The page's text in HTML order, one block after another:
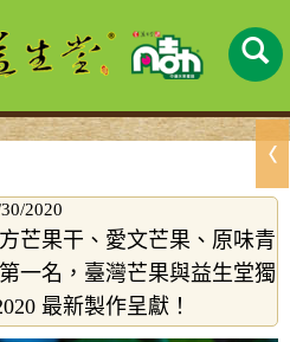
2020
芒果干、愛文芒果、原味青
一名，臺灣芒果與益生堂獨
最新製作呈獻！